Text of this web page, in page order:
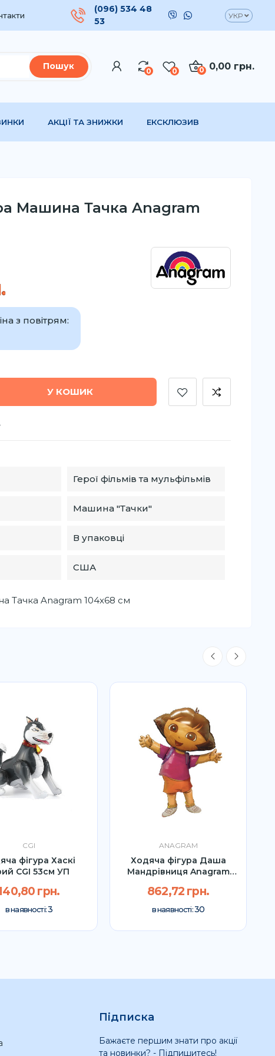
(096) 534 48
53
УКР
Пошук 0 0 0,00 грн.
0
АКЦІЇ ТА ЗНИЖКИ ЕКСКЛЮЗИВ
Машина Тачка Anagram
з повітрям:
У КОШИК
Герої фільмів та мульфільмів
Машина "Тачки"
В упаковці
США
Тачка Anagram 104х68 см
CGI
фігура Хаскі
CGI 53см УП
грн.
в наявності:3
ANAGRAM
Ходяча фігура Даша
Мандрівниця Anagram
862,72 грн.
в наявності:30
Підписка
Бажаєте першим знати про акції
та новинки? - Підпишитесь!